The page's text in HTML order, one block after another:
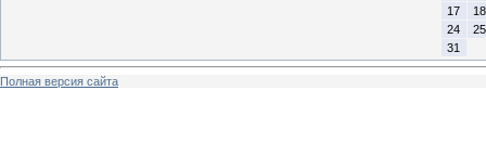
17
18
24
25
31
Полная версия сайта